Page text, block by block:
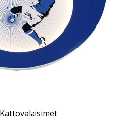
Kattovalaisimet